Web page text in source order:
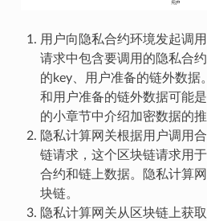
用户向隐私合约环境发起调
请求中包含要调用的隐私合
的key、用户准备的链外数据
和用户准备的链外数据可能
的小章节中介绍加密数据的推
隐私计算网关根据用户调用
链请求，这个区块链请求用
合约和链上数据。隐私计算
块链。
隐私计算网关从区块链上获